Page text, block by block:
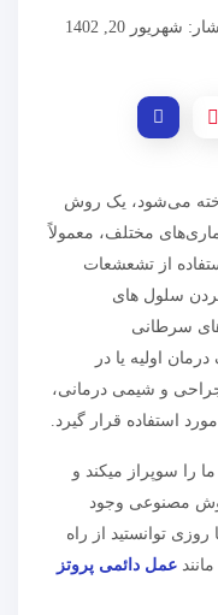
شهریور 20, 1402
می‌شود، یک روش
مختلف، معمولاً
از تشعشعات
سلول های
سرطانی
اولیه یا در
و شیمی درمانی،
استفاده قرار گیرد.
را سوپراز میکند و
هوش مصنوعی وجود
توانستید از راه
عمل دائمی پروتز